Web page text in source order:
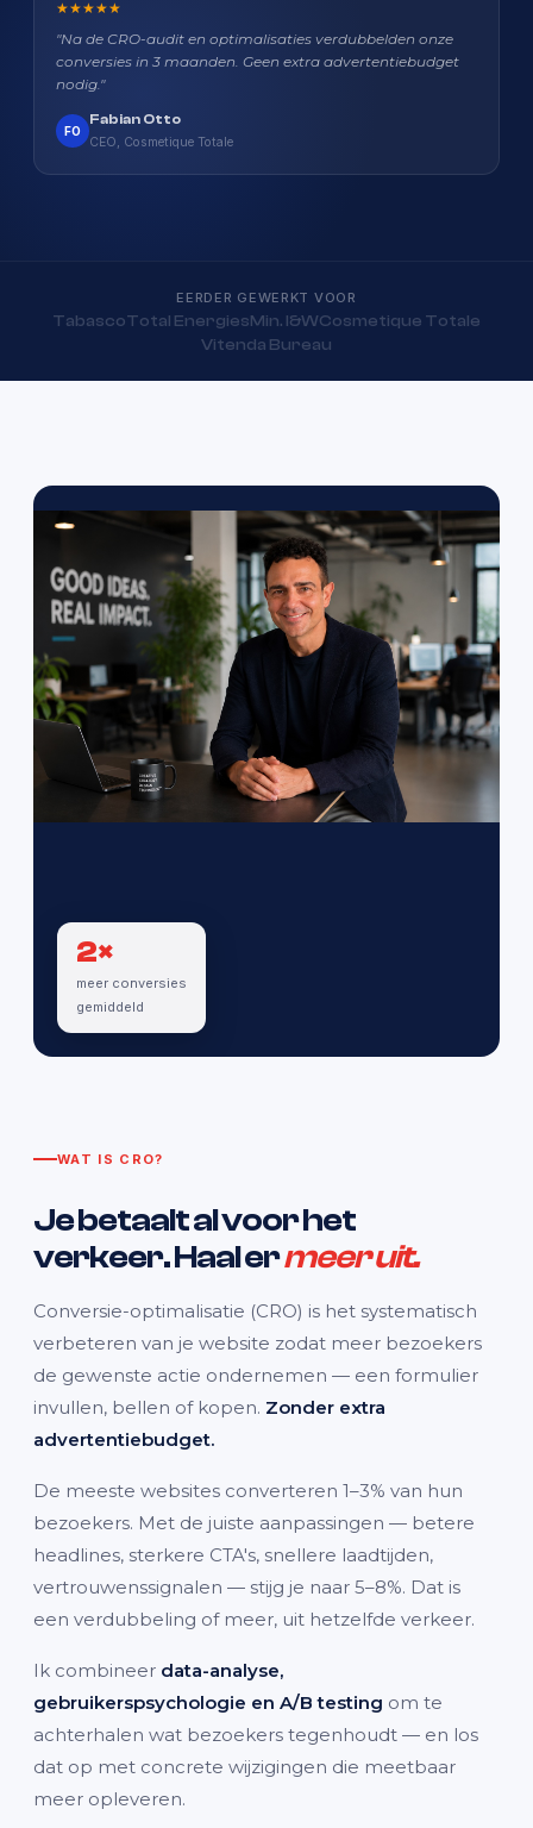
★★★★★
"Na de CRO-audit en optimalisaties verdubbelden onze
conversies in 3 maanden. Geen extra advertentiebudget
nodig."
FO
Fabian Otto
CEO, Cosmetique Totale
EERDER GEWERKT VOOR
TabascoTotal EnergiesMin. I&WCosmetique Totale
Vitenda Bureau
2×
meer conversies
gemiddeld
WAT IS CRO?
Je betaalt al voor het
verkeer. Haal ermeer uit.
Conversie-optimalisatie (CRO) is het systematisch
verbeteren van je website zodat meer bezoekers
de gewenste actie ondernemen — een formulier
invullen, bellen of kopen. Zonder extra
advertentiebudget.
De meeste websites converteren 1–3% van hun
bezoekers. Met de juiste aanpassingen — betere
headlines, sterkere CTA's, snellere laadtijden,
vertrouwenssignalen — stijg je naar 5–8%. Dat is
een verdubbeling of meer, uit hetzelfde verkeer.
Ik combineer data-analyse,
gebruikerspsychologie en A/B testing om te
achterhalen wat bezoekers tegenhoudt — en los
dat op met concrete wijzigingen die meetbaar
meer opleveren.